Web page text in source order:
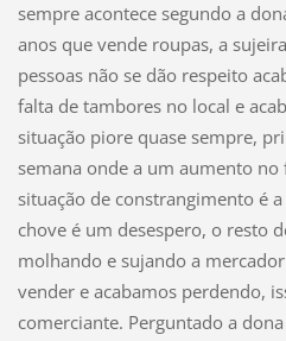
sempre acontece segundo a
anos que vende roupas, a
pessoas não se dão respeito
falta de tambores no local e
situação piore quase sempre,
semana onde a um aumento no
situação de constrangimento é
chove é um desespero, o resto
molhando e sujando a
vender e acabamos perdendo,
comerciante. Perguntado a